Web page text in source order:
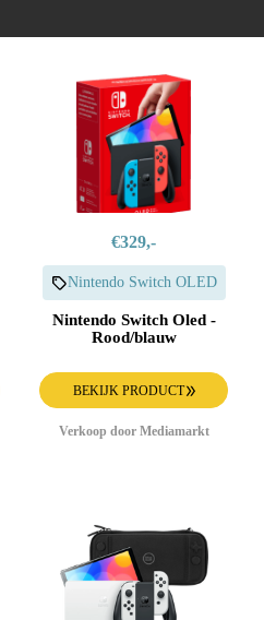
€329,-
Nintendo Switch OLED
Nintendo Switch Oled -
Rood/blauw
BEKIJK PRODUCT
Verkoop door Mediamarkt